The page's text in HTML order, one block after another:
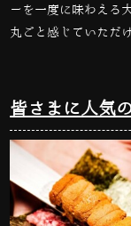
ーを一度に味わえる
丸ごと感じていただ
皆さまに人気